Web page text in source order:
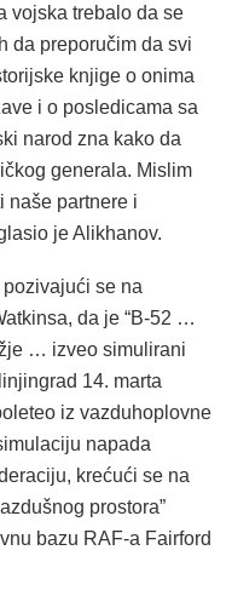
vojska trebalo da se
da preporučim da svi
knjige o onima
i o posledicama sa
narod zna kako da
generala. Mislim
naše partnere i
je Alikhanov.
se na
da je “B-52 …
… izveo simulirani
14. marta
iz vazduhoplovne
napada
krećući se na
prostora”
bazu RAF-a Fairford